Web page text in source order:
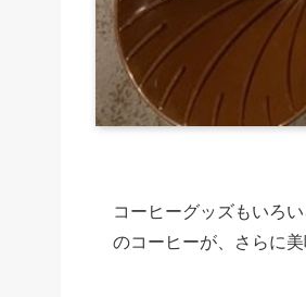
コーヒーグッズもいろ
のコーヒーが、さらに